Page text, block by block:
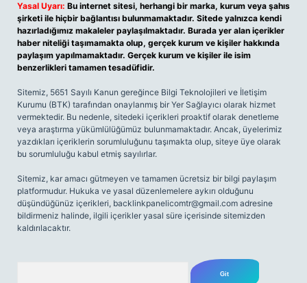
Yasal Uyarı: Bu internet sitesi, herhangi bir marka, kurum veya şahıs
şirketi ile hiçbir bağlantısı bulunmamaktadır. Sitede yalnızca kendi
hazırladığımız makaleler paylaşılmaktadır. Burada yer alan içerikler
haber niteliği taşımamakta olup, gerçek kurum ve kişiler hakkında
paylaşım yapılmamaktadır. Gerçek kurum ve kişiler ile isim
benzerlikleri tamamen tesadüfidir.
Sitemiz, 5651 Sayılı Kanun gereğince Bilgi Teknolojileri ve İletişim
Kurumu (BTK) tarafından onaylanmış bir Yer Sağlayıcı olarak hizmet
vermektedir. Bu nedenle, sitedeki içerikleri proaktif olarak denetleme
veya araştırma yükümlülüğümüz bulunmamaktadır. Ancak, üyelerimiz
yazdıkları içeriklerin sorumluluğunu taşımakta olup, siteye üye olarak
bu sorumluluğu kabul etmiş sayılırlar.
Sitemiz, kar amacı gütmeyen ve tamamen ücretsiz bir bilgi paylaşım
platformudur. Hukuka ve yasal düzenlemelere aykırı olduğunu
düşündüğünüz içerikleri, backlinkpanelicomtr@gmail.com adresine
bildirmeniz halinde, ilgili içerikler yasal süre içerisinde sitemizden
kaldırılacaktır.